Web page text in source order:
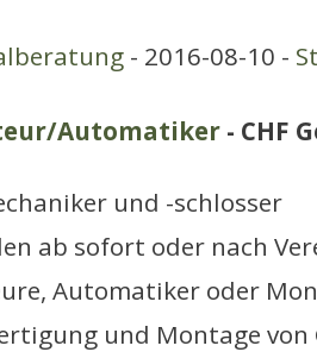
- 2016-08-10 -
Automatiker - CHF
und -schlosser
ab sofort oder nach
Automatiker oder
und Montage